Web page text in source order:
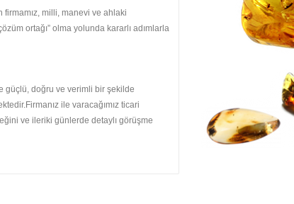
milli, manevi ve ahlaki
ortağı” olma yolunda kararlı adımlarla
güçlü, doğru ve verimli bir şekilde
ile varacağımız ticari
ve ileriki günlerde detaylı görüşme